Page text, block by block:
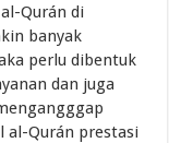
Qurán di
banyak
perlu dibentuk
dan juga
al-Qurán prestasi